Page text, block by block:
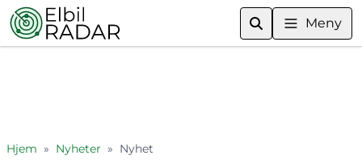
Meny
Hjem » Nyheter » Nyhet